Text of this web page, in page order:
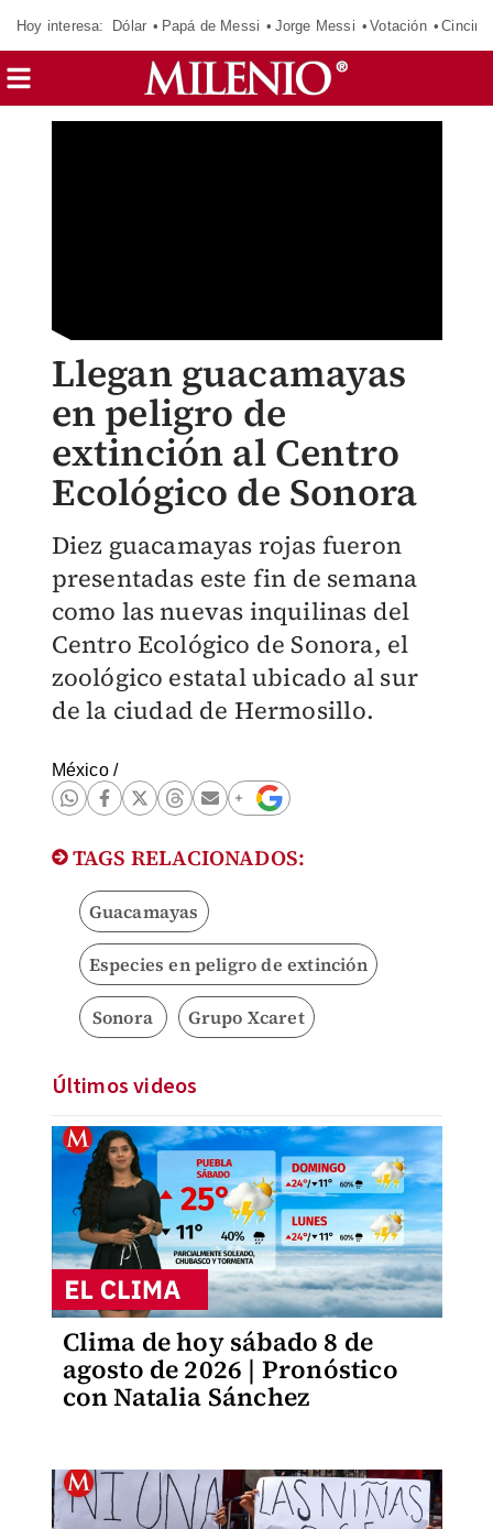
Hoy interesa: Dólar Papá de Messi Jorge Messi Votación
Llegan guacamayas
en peligro de
extinción al Centro
Ecológico de Sonora
Diez guacamayas rojas fueron
presentadas este fin de semana
como las nuevas inquilinas del
Centro Ecológico de Sonora, el
zoológico estatal ubicado al sur
de la ciudad de Hermosillo.
México/
TAGS RELACIONADOS:
Guacamayas
Especies en peligro de extinción
Sonora Grupo Xcaret
Últimos videos
Clima de hoy sábado 8 de
agosto de 2026 | Pronóstico
con Natalia Sánchez